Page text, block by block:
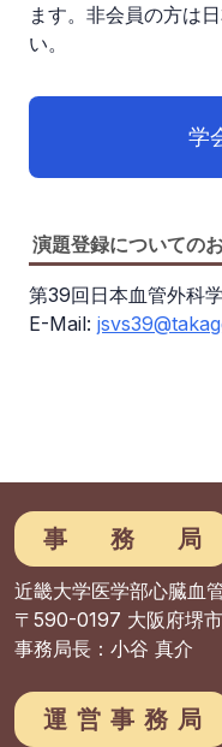
ます。非会員の方は
い。
学
演題登録についての
第39回日本血管外科
E-Mail:
事務局
近畿大学医学部心臓血
〒590-0197 大阪府堺
事務局長：小谷 真介
運営事務局